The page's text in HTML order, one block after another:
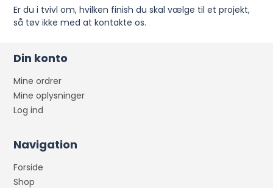
Er du i tvivl om, hvilken finish du skal vælge til et projekt,
så tøv ikke med at kontakte os.
Din konto
Mine ordrer
Mine oplysninger
Log ind
Navigation
Forside
Shop